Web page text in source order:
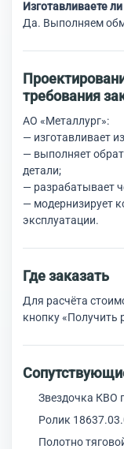
Изготавливаете
Да. Выполняем
требования
АО «Металлург»:
— изготавливает
— выполняет
детали;
— разрабатывает
— модернизирует
эксплуатации.
Где заказать
Для расчёта
кнопку «Получить
Звездочка КВО
Ролик
Полотно